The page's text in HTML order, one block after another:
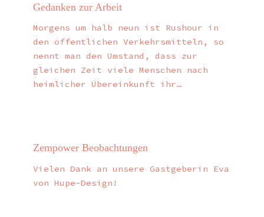
Gedanken zur Arbeit
Morgens um halb neun ist Rushour in
den öffentlichen Verkehrsmitteln, so
nennt man den Umstand, dass zur
gleichen Zeit viele Menschen nach
heimlicher Übereinkunft ihr…
Zempower Beobachtungen
Vielen Dank an unsere Gastgeberin Eva
von Hupe-Design!